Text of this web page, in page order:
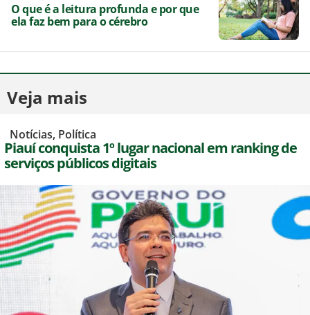
O que é a leitura profunda e por que
ela faz bem para o cérebro
Veja mais
Notícias, Política
Piauí conquista 1º lugar nacional em ranking de
serviços públicos digitais